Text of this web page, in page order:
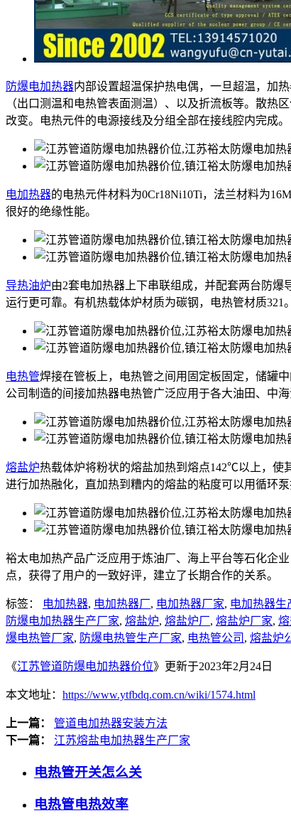
防爆电加热器内部设置超温保护热电偶，一旦超温，加
（出口测温和电热管表面测温）、以及折流板等。散热
改变。电热元件的电源接线及分组全部在接线腔内完成。
电加热器的电热元件材料为0Cr18Ni10Ti，法兰材料为
很好的绝缘性能。
导热油炉由2套电加热器上下串联组成，并配套两台防
运行更可靠。有机热载体炉材质为碳钢，电热管材质
电热管焊接在管板上，电热管之间用固定板固定，储罐
公司制造的间接加热器电热管广泛应用于各大油田、中海
熔盐炉热载体炉将粉状的熔盐加热到熔点142℃以上，使
进行加热融化，直加热到糟内的熔盐的粘度可以用循环
裕太电加热产品广泛应用于炼油厂、海上平台等石化企
点，获得了用户的一致好评，建立了长期合作的关系。
标签： 电加热器, 电加热器厂, 电加热器厂家, 电加热器生
防爆电加热器生产厂家, 熔盐炉, 熔盐炉厂, 熔盐炉厂家,
爆电热管厂家, 防爆电热管生产厂家, 电热管公司 , 熔盐炉
《江苏管道防爆电加热器价位》更新于2023年2月24日
本文地址： https://www.ytfbdq.com.cn/wiki/1574.html
上一篇：
管道电加热器安装方法
下一篇：
江苏熔盐电加热器生产厂家
电热管开关怎么关
电热管电热效率